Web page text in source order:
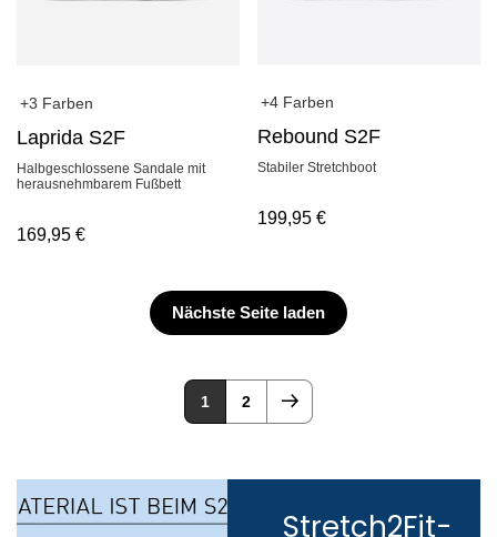
+3 Farben
Laprida S2F
Halbgeschlossene Sandale mit
herausnehmbarem Fußbett
169,95 €
+4 Farben
Rebound S2F
Stabiler Stretchboot
199,95€
Nächste Seite laden
1 2
Stretch2Fit-